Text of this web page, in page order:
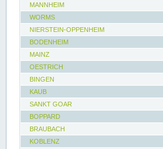
MANNHEIM
WORMS
NIERSTEIN-OPPENHEIM
BODENHEIM
MAINZ
OESTRICH
BINGEN
KAUB
SANKT GOAR
BOPPARD
BRAUBACH
KOBLENZ